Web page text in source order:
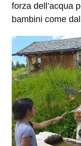
forza dell’acqua
bambini come